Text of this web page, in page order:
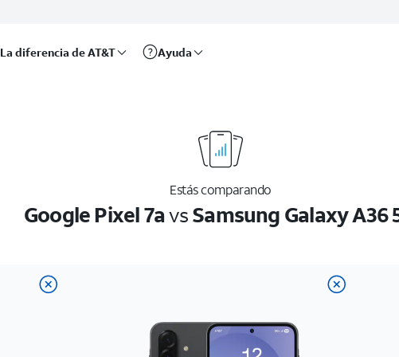
La diferencia de AT&T Ayuda
Estás comparando
Google Pixel 7avsSamsung Galaxy A36